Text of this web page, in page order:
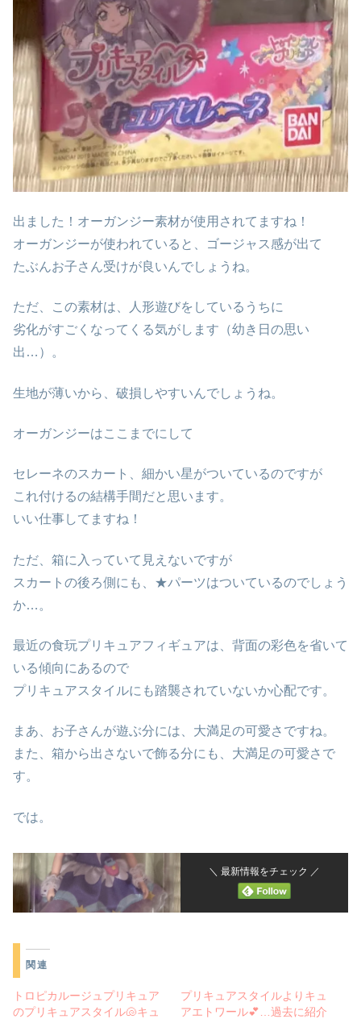
出ました！オーガンジー素材が使用されてますね！
オーガンジーが使われていると、ゴージャス感が出て
たぶんお子さん受けが良いんでしょうね。
ただ、この素材は、人形遊びをしているうちに
劣化がすごくなってくる気がします（幼き日の思い
出…）。
生地が薄いから、破損しやすいんでしょうね。
オーガンジーはここまでにして
セレーネのスカート、細かい星がついているのですが
これ付けるの結構手間だと思います。
いい仕事してますね！
ただ、箱に入っていて見えないですが
スカートの後ろ側にも、★パーツはついているのでしょう
か…。
最近の食玩プリキュアフィギュアは、背面の彩色を省いて
いる傾向にあるので
プリキュアスタイルにも踏襲されていないか心配です。
まあ、お子さんが遊ぶ分には、大満足の可愛さですね。
また、箱から出さないで飾る分にも、大満足の可愛さで
す。
では。
＼ 最新情報をチェック ／
関連
トロピカルージュプリキュア
のプリキュアスタイル🐚キュ
プリキュアスタイルよりキュ
アエトワール💕…過去に紹介